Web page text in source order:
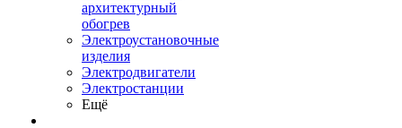
архитектурный
обогрев
Электроустановочные
изделия
Электродвигатели
Электростанции
Ещё